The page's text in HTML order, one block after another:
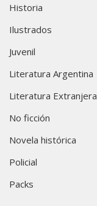
Historia
Ilustrados
Juvenil
Literatura Argentina
Literatura Extranjera
No ficción
Novela histórica
Policial
Packs